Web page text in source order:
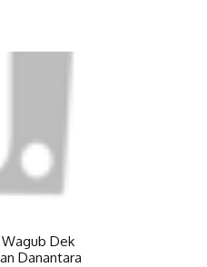
Dek
Danantara